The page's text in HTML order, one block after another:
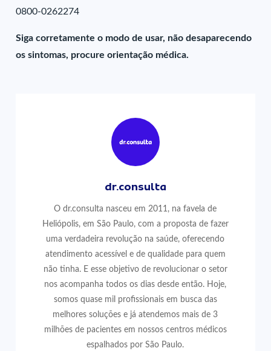
0800-0262274
Siga corretamente o modo de usar, não desaparecendo
os sintomas, procure orientação médica.
dr.consulta
O dr.consulta nasceu em 2011, na favela de
Heliópolis, em São Paulo, com a proposta de fazer
uma verdadeira revolução na saúde, oferecendo
atendimento acessível e de qualidade para quem
não tinha. E esse objetivo de revolucionar o setor
nos acompanha todos os dias desde então. Hoje,
somos quase mil profissionais em busca das
melhores soluções e já atendemos mais de 3
milhões de pacientes em nossos centros médicos
espalhados por São Paulo.